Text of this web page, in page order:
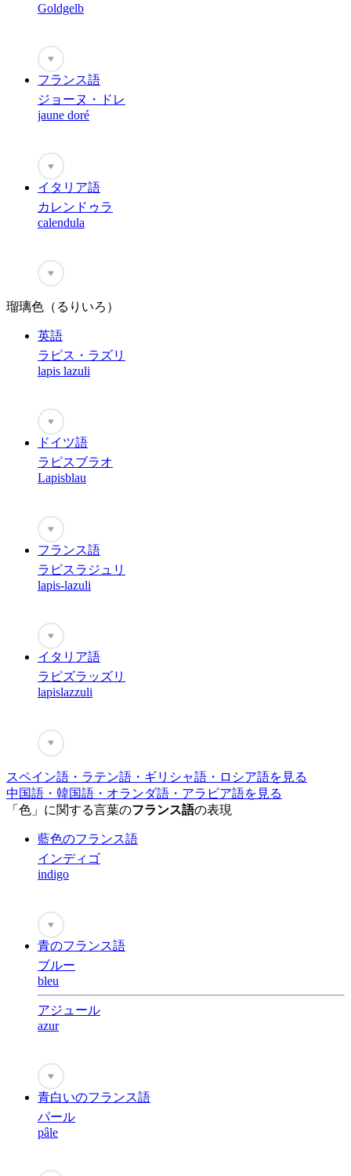
Goldgelb
♥
フランス語
ジョーヌ・ドレ
jaune doré
♥
イタリア語
カレンドゥラ
calendula
♥
瑠璃色（るりいろ）
英語
ラピス・ラズリ
lapis lazuli
♥
ドイツ語
ラピスブラオ
Lapisblau
♥
フランス語
ラピスラジュリ
lapis-lazuli
♥
イタリア語
ラピズラッズリ
lapislazzuli
♥
スペイン語・ラテン語・ギリシャ語・ロシア語を見る
中国語・韓国語・オランダ語・アラビア語を見る
「色」に関する言葉のフランス語の表現
藍色のフランス語
インディゴ
indigo
♥
青のフランス語
ブルー
bleu
アジュール
azur
♥
青白いのフランス語
パール
pâle